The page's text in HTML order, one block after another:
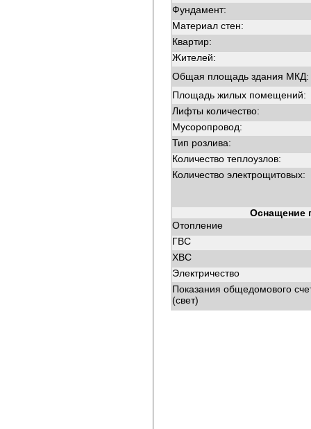
Фундамент:
Материал стен:
Квартир:
Жителей:
Общая площадь здания МКД:
Площадь жилых помещений:
Лифты количество:
Мусоропровод:
Тип розлива:
Количество теплоузлов:
Количество электрощитовых:
Оснащение
Отопление
ГВС
ХВС
Электричество
Показания общедомового
(свет)